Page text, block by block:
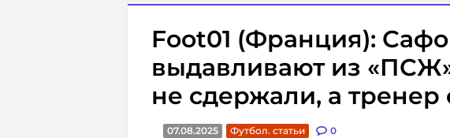
Foot01 (Франция):
выдавливают из
не сдержали, а
07.08.2025 Футбол. статьи 0